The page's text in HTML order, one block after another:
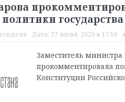
Дата: 27 июня, 2020 в 17:10
Заместитель
прокомментировала
Конституции